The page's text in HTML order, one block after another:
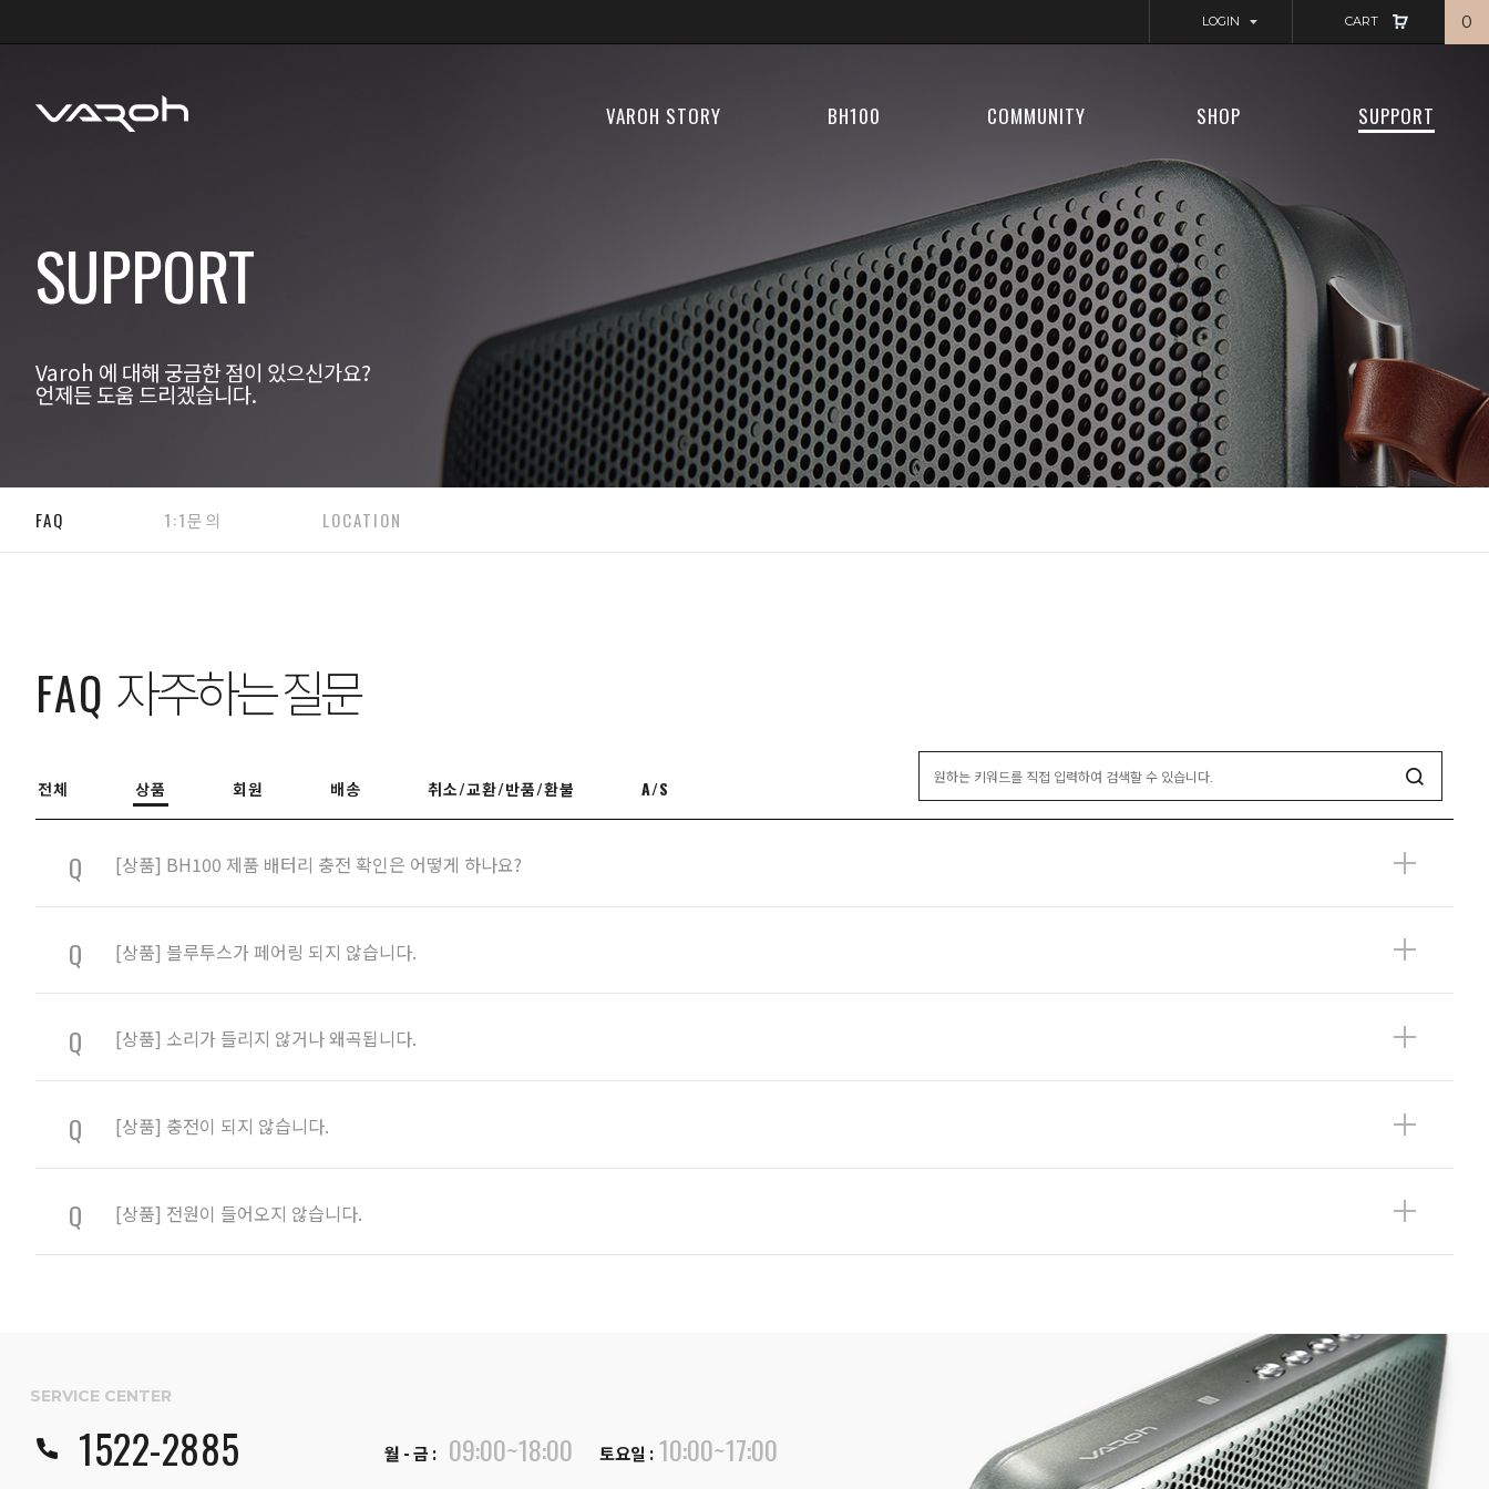
LOGIN CART 0
VAROH STORY BH100 COMMUNITY SHOP SUPPORT
SUPPORT
Varoh 에 대해 궁금한 점이 있으신가요?
언제든 도움 드리겠습니다.
FAQ 1:1문의 LOCATION
FAQ 자주하는 질문
전체 상품 회원 배송 취소/교환/반품/환불 A/S
Q [상품] BH100 제품 배터리 충전 확인은 어떻게 하나요?
Q [상품] 블루투스가 페어링 되지 않습니다.
Q [상품] 소리가 들리지 않거나 왜곡됩니다.
Q [상품] 충전이 되지 않습니다.
Q [상품] 전원이 들어오지 않습니다.
SERVICE CENTER
1522-2885 월 - 금 : 09:00~18:00 토요일 : 10:00~17:00